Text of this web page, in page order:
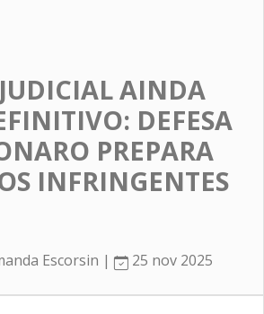
JUDICIAL AINDA
DEFESA
PREPARA
INFRINGENTES
Escorsin | 25 nov 2025